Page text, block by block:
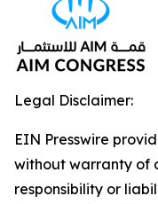
Legal Disclaimer:
EIN Presswire
without warranty of
responsibility or